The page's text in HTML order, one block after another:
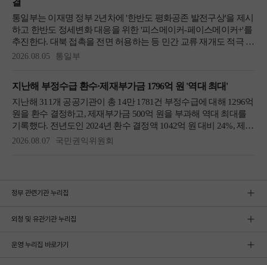
정부 관련기관 누리집
외청 및 유관기관 누리집
운영 누리집 바로가기